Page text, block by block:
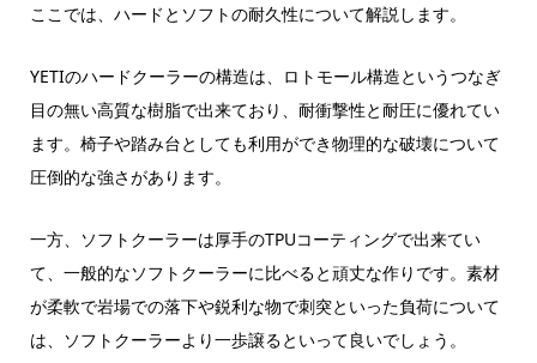
ここでは、ハードとソフトの耐久性について解説します。
YETIのハードクーラーの構造は、ロトモール構造というつなぎ
目の無い高質な樹脂で出来ており、耐衝撃性と耐圧に優れてい
ます。椅子や踏み台としても利用ができ物理的な破壊について
圧倒的な強さがあります。
一方、ソフトクーラーは厚手のTPUコーティングで出来てい
て、一般的なソフトクーラーに比べると頑丈な作りです。素材
が柔軟で岩場での落下や鋭利な物で刺突といった負荷について
は、ソフトクーラーより一歩譲るといって良いでしょう。